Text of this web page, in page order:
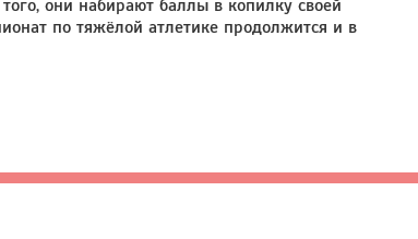
они набирают баллы в копилку своей
по тяжёлой атлетике продолжится и в